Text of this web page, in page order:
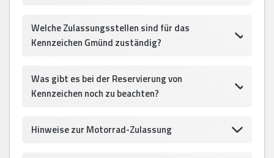
Welche Zulassungsstellen sind für das
Kennzeichen Gmünd zuständig?
Was gibt es bei der Reservierung von
Kennzeichen noch zu beachten?
Hinweise zur Motorrad-Zulassung